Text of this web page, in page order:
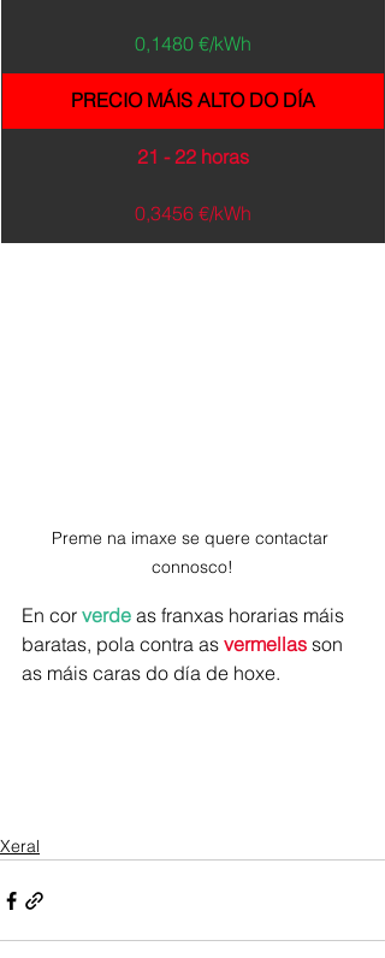
0,1480 €/kWh
PRECIO MÁIS ALTO DO DÍA
21 - 22 horas
0,3456 €/kWh
Preme na imaxe se quere contactar
connosco!
En cor verde as franxas horarias máis
baratas, pola contra as vermellas son
as máis caras do día de hoxe.
Xeral